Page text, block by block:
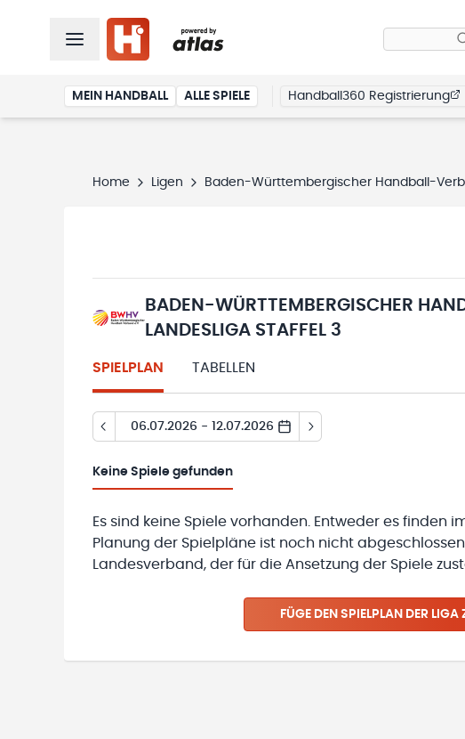
MEIN HANDBALL ALLE SPIELE Handball360 Registrierung
Home Ligen Baden-Württembergischer Handball-
BADEN-WÜRTTEMBERGISCHER
LANDESLIGA STAFFEL 3
SPIELPLAN TABELLEN
06.07.2026 - 12.07.2026
Keine Spiele gefunden
Es sind keine Spiele vorhanden. Entweder es finden
Planung der Spielpläne ist noch nicht
Landesverband, der für die Ansetzung der Spiele
FÜGE DEN SPIELPLAN DER LIGA